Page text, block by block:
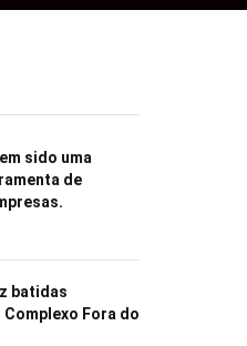
sido uma
de
batidas
Fora do